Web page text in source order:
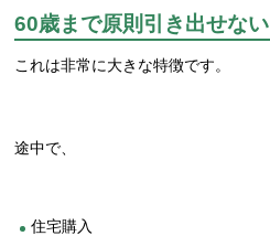
60歳まで原則引き出せない
これは非常に大きな特徴です。
途中で、
住宅購入